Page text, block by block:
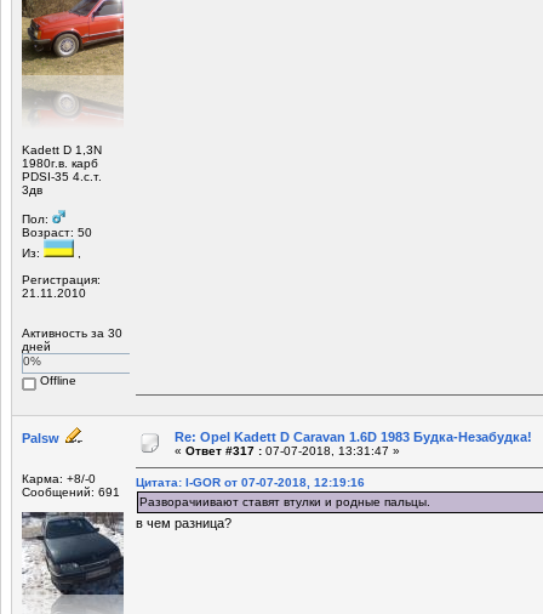
Kadett D 1,3N
1980г.в. карб
PDSI-35 4.с.т.
3дв
Пол:
Возраст: 50
Из:
Регистрация:
21.11.2010
Активность за 30
дней
0%
Offline
Palsw
Карма: +8/-0
Сообщений: 691
Re: Opel Kadett D Caravan 1.6D 1983 Будка-Незабудка!
« Ответ #317 : 07-07-2018, 13:31:47 »
Цитата: I-GOR от 07-07-2018, 12:19:16
Разворачиивают ставят втулки и родные пальцы.
в чем разница?